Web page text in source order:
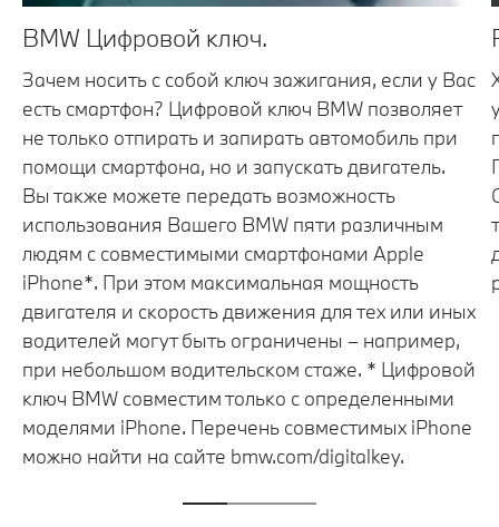
BMW Цифровой ключ.
Зачем носить с собой ключ зажигания, если у Вас
есть смартфон? Цифровой ключ BMW позволяет
не только отпирать и запирать автомобиль при
помощи смартфона, но и запускать двигатель.
Вы также можете передать возможность
использования Вашего BMW пяти различным
людям с совместимыми смартфонами Apple
iPhone*. При этом максимальная мощность
двигателя и скорость движения для тех или иных
водителей могут быть ограничены – например,
при небольшом водительском стаже. * Цифровой
ключ BMW совместим только с определенными
моделями iPhone. Перечень совместимых iPhone
можно найти на сайте bmw.com/digitalkey.